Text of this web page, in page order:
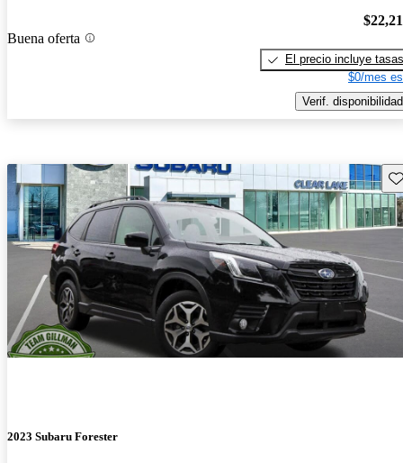
Buena oferta
El precio incluye tasas
$0/mes
Verif. disponibilidad
2023 Subaru Forester